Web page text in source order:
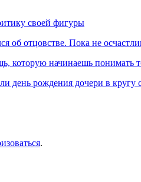
своей фигуры
об отцовстве. Пока не
которую начинаешь понимать
день рождения дочери в кругу
.